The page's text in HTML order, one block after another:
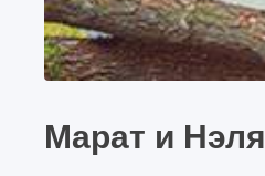
Марат и Нэля